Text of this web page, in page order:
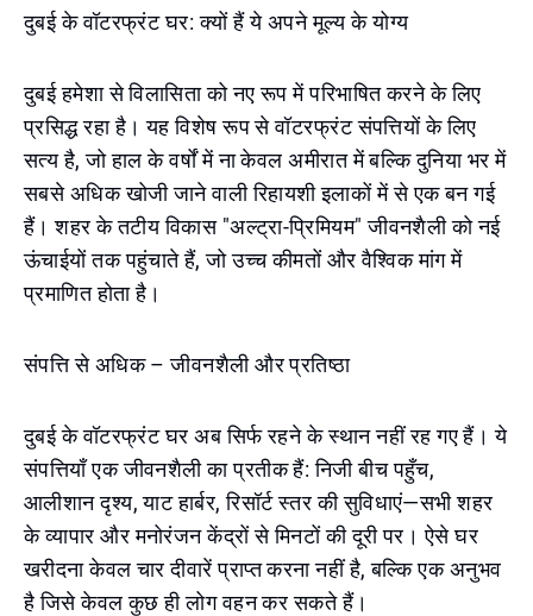
दुबई के वॉटरफ्रंट घर: क्यों हैं ये अपने मूल्य के योग्य
दुबई हमेशा से विलासिता को नए रूप में परिभाषित करने के लिए
प्रसिद्ध रहा है। यह विशेष रूप से वॉटरफ्रंट संपत्तियों के लिए
सत्य है, जो हाल के वर्षों में ना केवल अमीरात में बल्कि दुनिया भर में
सबसे अधिक खोजी जाने वाली रिहायशी इलाकों में से एक बन गई
हैं। शहर के तटीय विकास "अल्ट्रा-प्रिमियम" जीवनशैली को नई
ऊंचाईयों तक पहुंचाते हैं, जो उच्च कीमतों और वैश्विक मांग में
प्रमाणित होता है।
संपत्ति से अधिक – जीवनशैली और प्रतिष्ठा
दुबई के वॉटरफ्रंट घर अब सिर्फ रहने के स्थान नहीं रह गए हैं। ये
संपत्तियाँ एक जीवनशैली का प्रतीक हैं: निजी बीच पहुँच,
आलीशान दृश्य, याट हार्बर, रिसॉर्ट स्तर की सुविधाएं—सभी शहर
के व्यापार और मनोरंजन केंद्रों से मिनटों की दूरी पर। ऐसे घर
खरीदना केवल चार दीवारें प्राप्त करना नहीं है, बल्कि एक अनुभव
है जिसे केवल कुछ ही लोग वहन कर सकते हैं।